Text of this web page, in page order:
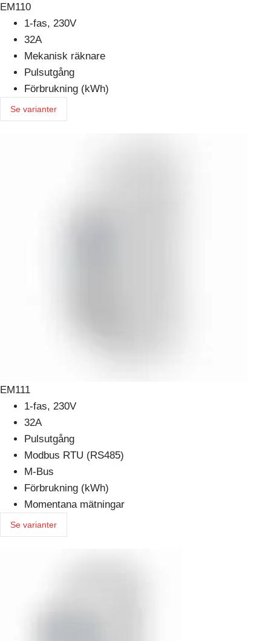
EM110
1-fas, 230V
32A
Mekanisk räknare
Pulsutgång
Förbrukning (kWh)
Se varianter
EM111
1-fas, 230V
32A
Pulsutgång
Modbus RTU (RS485)
M-Bus
Förbrukning (kWh)
Momentana mätningar
Se varianter